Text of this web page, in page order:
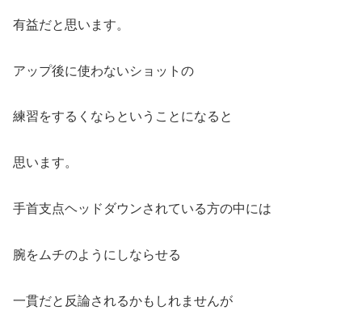
有益だと思います。
アップ後に使わないショットの
練習をするくならということになると
思います。
手首支点ヘッドダウンされている方の中には
腕をムチのようにしならせる
一貫だと反論されるかもしれませんが